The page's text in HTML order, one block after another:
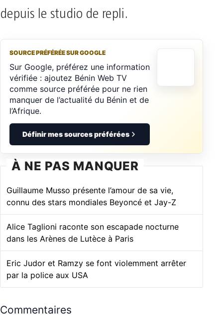
depuis le studio de repli.
SOURCE PRÉFÉRÉE SUR GOOGLE
Sur Google, préférez une information
vérifiée : ajoutez Bénin Web TV
comme source préférée pour ne rien
manquer de l’actualité du Bénin et de
l’Afrique.
Définir mes sources préférées
À NE PAS MANQUER
Guillaume Musso présente l’amour de sa vie,
connu des stars mondiales Beyoncé et Jay-Z
Alice Taglioni raconte son escapade nocturne
dans les Arènes de Lutèce à Paris
Eric Judor et Ramzy se font violemment arrêter
par la police aux USA
Commentaires